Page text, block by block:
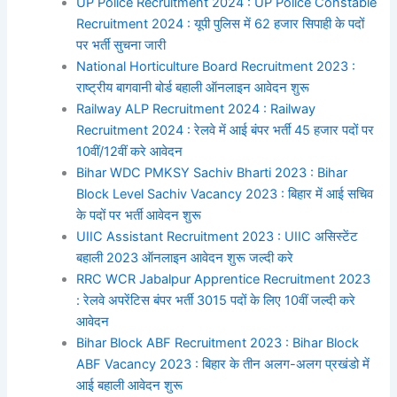
Recruitment 2024 : यूपी पुलिस में 62 हजार सिपाही के पदों
पर भर्ती सुचना जारी
National Horticulture Board Recruitment 2023 :
राष्ट्रीय बागवानी बोर्ड बहाली ऑनलाइन आवेदन शुरू
Railway ALP Recruitment 2024 : Railway
Recruitment 2024 : रेलवे में आई बंपर भर्ती 45 हजार पदों पर
10वीं/12वीं करे आवेदन
Bihar WDC PMKSY Sachiv Bharti 2023 : Bihar
Block Level Sachiv Vacancy 2023 : बिहार में आई सचिव
के पदों पर भर्ती आवेदन शुरू
UIIC Assistant Recruitment 2023 : UIIC असिस्टेंट
बहाली 2023 ऑनलाइन आवेदन शुरू जल्दी करे
RRC WCR Jabalpur Apprentice Recruitment 2023
: रेलवे अपरेंटिस बंपर भर्ती 3015 पदों के लिए 10वीं जल्दी करे
आवेदन
Bihar Block ABF Recruitment 2023 : Bihar Block
ABF Vacancy 2023 : बिहार के तीन अलग-अलग प्रखंडो में
आई बहाली आवेदन शुरू